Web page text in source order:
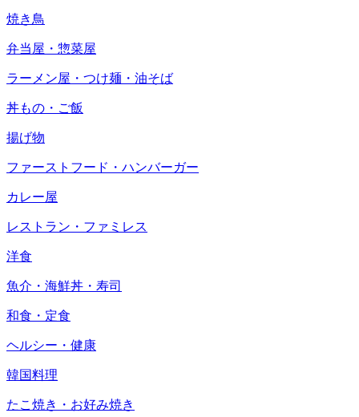
焼き鳥
弁当屋・惣菜屋
ラーメン屋・つけ麺・油そば
丼もの・ご飯
揚げ物
ファーストフード・ハンバーガー
カレー屋
レストラン・ファミレス
洋食
魚介・海鮮丼・寿司
和食・定食
ヘルシー・健康
韓国料理
たこ焼き・お好み焼き